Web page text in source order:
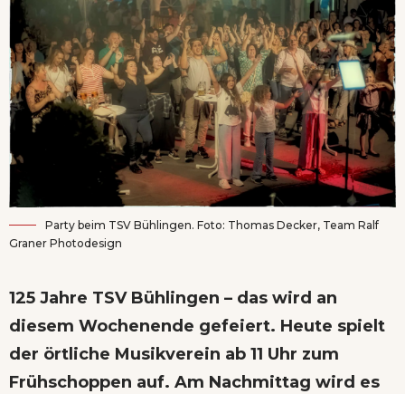
Party beim TSV Bühlingen. Foto: Thomas Decker, Team Ralf
Graner Photodesign
125 Jahre TSV Bühlingen – das wird an
diesem Wochenende gefeiert. Heute spielt
der örtliche Musikverein ab 11 Uhr zum
Frühschoppen auf. Am Nachmittag wird es